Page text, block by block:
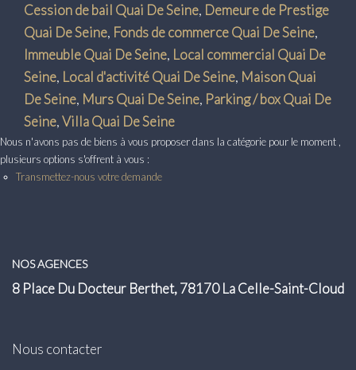
Gestion
Syndic
Transaction
Location
LE GROUPE
Cession de bail Quai De Seine, Demeure de Prestige
Quai De Seine, Fonds de commerce Quai De Seine,
Immeuble Quai De Seine, Local commercial Quai De
Seine, Local d'activité Quai De Seine, Maison Quai
De Seine, Murs Quai De Seine, Parking / box Quai De
Seine,Villa Quai De Seine
Nous n'avons pas de biens à vous proposer dans la catégorie pour le moment ,
plusieurs options s'offrent à vous :
Transmettez-nous votre demande
NOS AGENCES
8 Place Du Docteur Berthet, 78170 La Celle-Saint-Cloud
Nous contacter